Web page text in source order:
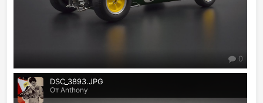
0
DSC_3893.JPG
От Anthony